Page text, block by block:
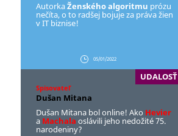
AutorkaŽenského algoritmu prózu
nečíta, o to radšej bojuje za práva žien
v IT biznise!
05/01/2022
UDALOSŤ
Spisovateľ
Dušan Mitana
Dušan Mitana bol online! Ako Hevier
a Machala oslávili jeho nedožité 75.
narodeniny?